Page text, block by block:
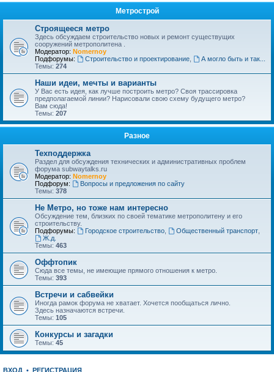
Метрострой
Строящееся метро
Здесь обсуждаем строительство новых и ремонт существущих
сооружений метрополитена .
Модератор: Nomernoy
Подфорумы:
Строительство и проектирование,
А могло быть и так...
Темы: 274
Наши идеи, мечты и варианты
У Вас есть идея, как лучше построить метро? Своя трассировка
предполагаемой линии? Нарисовали свою схему будущего метро?
Вам сюда!
Темы: 207
Разное
Техподдержка
Раздел для обсуждения технических и административных проблем
форума subwaytalks.ru
Модератор: Nomernoy
Подфорум:
Вопросы и предложения по сайту
Темы: 378
Не Метро, но тоже нам интересно
Обсуждение тем, близких по своей тематике метрополитену и его
строительству.
Подфорумы:
Городское строительство, Общественный транспорт,
Ж.д.
Темы: 463
Оффтопик
Сюда все темы, не имеющие прямого отношения к метро.
Темы: 393
Встречи и сабвейки
Иногда рамок форума не хватает. Хочется пообщаться лично.
Здесь назначаются встречи.
Темы: 105
Конкурсы и загадки
Темы: 45
ВХОД • РЕГИСТРАЦИЯ